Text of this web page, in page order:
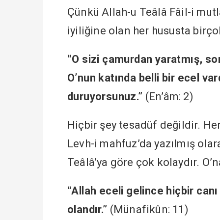
Çünkü Allah-u Teâlâ Fâil-i
iyiliğine olan her hususta
“O sizi çamurdan yaratmış,
O’nun katında belli bir ecel
duruyorsunuz.” (En’âm: 2)
Hiçbir şey tesadüf değildir.
Levh-i mahfuz’da yazılmış
Teâlâ’ya göre çok kolaydır.
“Allah eceli gelince hiçbir
olandır.” (Münafikûn: 11)